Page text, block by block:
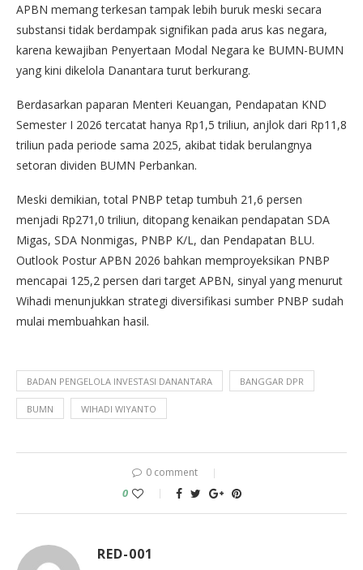
APBN memang terkesan tampak lebih buruk meski secara
substansi tidak berdampak signifikan pada arus kas negara,
karena kewajiban Penyertaan Modal Negara ke BUMN-BUMN
yang kini dikelola Danantara turut berkurang.
Berdasarkan paparan Menteri Keuangan, Pendapatan KND
Semester I 2026 tercatat hanya Rp1,5 triliun, anjlok dari Rp11,8
triliun pada periode sama 2025, akibat tidak berulangnya
setoran dividen BUMN Perbankan.
Meski demikian, total PNBP tetap tumbuh 21,6 persen
menjadi Rp271,0 triliun, ditopang kenaikan pendapatan SDA
Migas, SDA Nonmigas, PNBP K/L, dan Pendapatan BLU.
Outlook Postur APBN 2026 bahkan memproyeksikan PNBP
mencapai 125,2 persen dari target APBN, sinyal yang menurut
Wihadi menunjukkan strategi diversifikasi sumber PNBP sudah
mulai membuahkan hasil.
BADAN PENGELOLA INVESTASI DANANTARA BANGGAR DPR
BUMN WIHADI WIYANTO
0 comment
0
RED-001